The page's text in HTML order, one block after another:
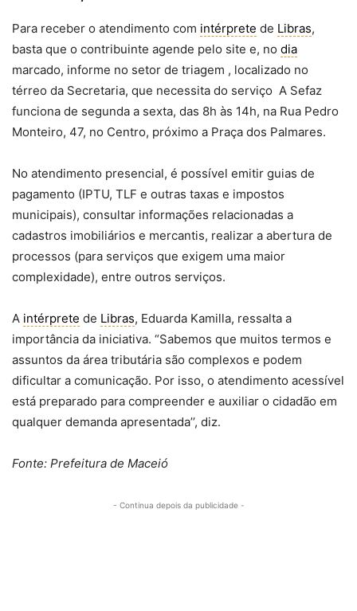
Para receber o atendimento com intérprete de Libras,
basta que o contribuinte agende pelo site e, no dia
marcado, informe no setor de triagem , localizado no
térreo da Secretaria, que necessita do serviço A Sefaz
funciona de segunda a sexta, das 8h às 14h, na Rua Pedro
Monteiro, 47, no Centro, próximo a Praça dos Palmares.
No atendimento presencial, é possível emitir guias de
pagamento (IPTU, TLF e outras taxas e impostos
municipais), consultar informações relacionadas a
cadastros imobiliários e mercantis, realizar a abertura de
processos (para serviços que exigem uma maior
complexidade), entre outros serviços.
A intérprete de Libras, Eduarda Kamilla, ressalta a
importância da iniciativa. “Sabemos que muitos termos e
assuntos da área tributária são complexos e podem
dificultar a comunicação. Por isso, o atendimento acessível
está preparado para compreender e auxiliar o cidadão em
qualquer demanda apresentada’’, diz.
Fonte: Prefeitura de Maceió
- Continua depois da publicidade -